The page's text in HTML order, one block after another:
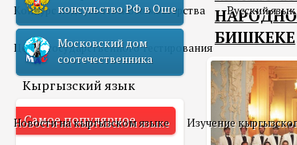
Конкурс педагогического мастерства Русский
Центр государственного тестирования
Кыргызский язык
Новости на кыргызском языке Изучение
консульство РФ в Оше
Московский дом
соотечественника
Самое популярное
БИШКЕКЕ